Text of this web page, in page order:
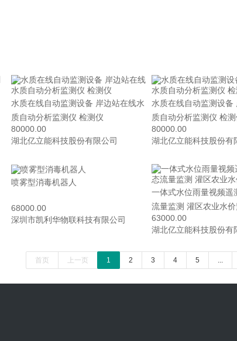
水质在线自动监测设备 岸边站在线水
质自动分析监测仪 检测仪
80000.00
湖北亿立能科技股份有限公司
水质在线自动监测设备
质自动分析监测仪 检测
80000.00
湖北亿立能科技股份有
喷雾型消毒机器人
68000.00
深圳市凯利华物联科技有限公司
一体式水位雨量视频遥
流量监测 灌区农业水价
63000.00
湖北亿立能科技股份有
首页 上一页 1 2 3 4 5 ...